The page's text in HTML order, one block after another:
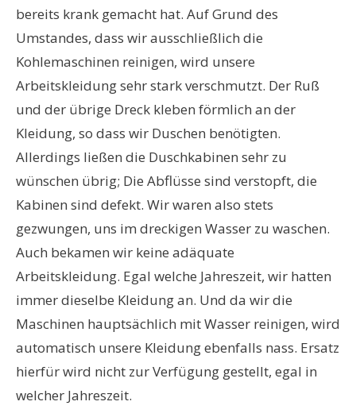
bereits krank gemacht hat. Auf Grund des
Umstandes, dass wir ausschließlich die
Kohlemaschinen reinigen, wird unsere
Arbeitskleidung sehr stark verschmutzt. Der Ruß
und der übrige Dreck kleben förmlich an der
Kleidung, so dass wir Duschen benötigten.
Allerdings ließen die Duschkabinen sehr zu
wünschen übrig; Die Abflüsse sind verstopft, die
Kabinen sind defekt. Wir waren also stets
gezwungen, uns im dreckigen Wasser zu waschen.
Auch bekamen wir keine adäquate
Arbeitskleidung. Egal welche Jahreszeit, wir hatten
immer dieselbe Kleidung an. Und da wir die
Maschinen hauptsächlich mit Wasser reinigen, wird
automatisch unsere Kleidung ebenfalls nass. Ersatz
hierfür wird nicht zur Verfügung gestellt, egal in
welcher Jahreszeit.